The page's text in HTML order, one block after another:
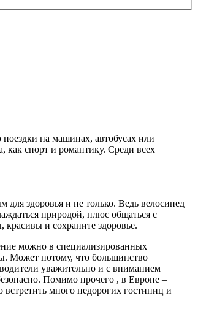
на машинах, автобусах или
как спорт и романтику. Среди всех
здоровья и не только. Ведь велосипед
природой, плюс общаться с
и сохраните здоровье.
можно в специализированных
Может потому, что большинство
уважительно и с вниманием
Помимо прочего , в Европе –
много недорогих гостиниц и